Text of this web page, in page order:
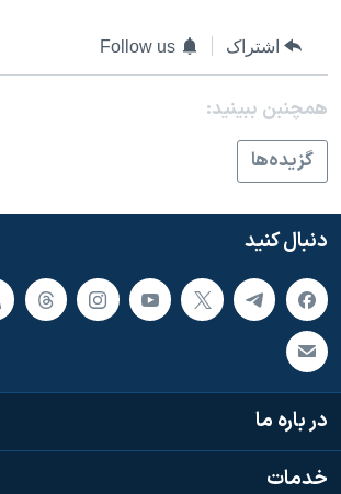
نرگس محمدی برنده جایزه نوبل صلح
صفحه‌های ویژه
سفر پرزیدنت ترامپ به چین
اشتراک Follow us
همچنبن ببینید:
گزيده‌ها
دنبال کنید
در باره ما
خدمات